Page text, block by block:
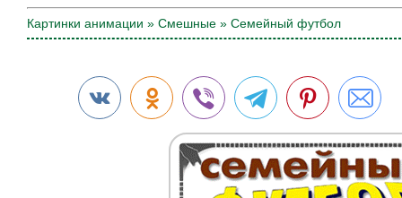
Картинки анимации » Смешные » Семейный футбол